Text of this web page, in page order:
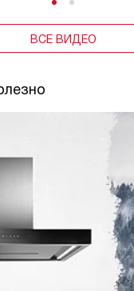
ВСЕ ВИДЕО